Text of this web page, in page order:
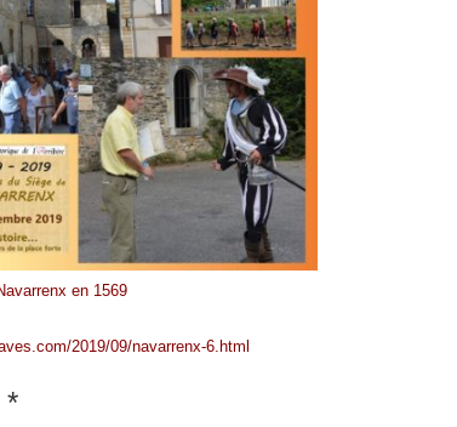
en 1569
2019/09/navarrenx-6.html
*